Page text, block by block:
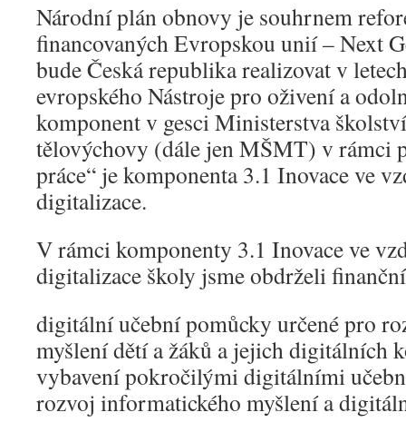
Národní plán obnovy je souhrnem
financovaných Evropskou unií – Next
bude Česká republika realizovat v
evropského Nástroje pro oživení a
komponent v gesci Ministerstva
tělovýchovy (dále jen MŠMT) v rámci
práce“ je komponenta 3.1 Inovace ve
digitalizace.
V rámci komponenty 3.1 Inovace ve
digitalizace školy jsme obdrželi
digitální učební pomůcky určené pro
myšlení dětí a žáků a jejich digitálních
vybavení pokročilými digitálními
rozvoj informatického myšlení a